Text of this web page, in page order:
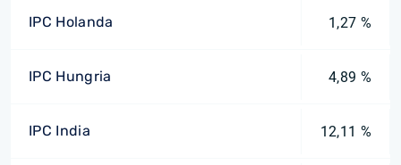
IPC Holanda 1,27 %
IPC Hungria 4,89 %
IPC India 12,11 %